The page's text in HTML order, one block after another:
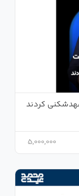
عهدشکنی کردند
5,000,000